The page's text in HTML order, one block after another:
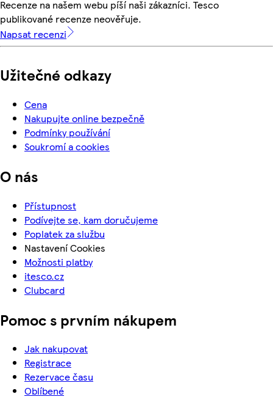
Recenze na našem webu píší naši zákazníci. Tesco
publikované recenze neověřuje.
Napsat recenzi
Užitečné odkazy
Cena
Nakupujte online bezpečně
Podmínky používání
Soukromí a cookies
O nás
Přístupnost
Podívejte se, kam doručujeme
Poplatek za službu
Nastavení Cookies
Možnosti platby
itesco.cz
Clubcard
Pomoc s prvním nákupem
Jak nakupovat
Registrace
Rezervace času
Oblíbené